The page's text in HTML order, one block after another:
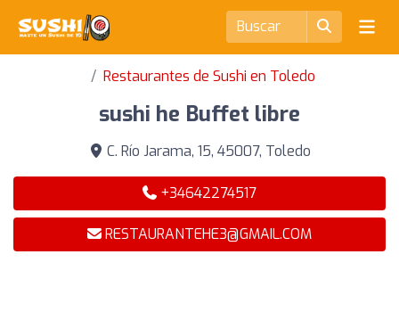
Restaurantes de Sushi en Toledo
sushi he Buffet libre
C. Río Jarama, 15, 45007, Toledo
+34642274517
RESTAURANTEHE3@GMAIL.COM